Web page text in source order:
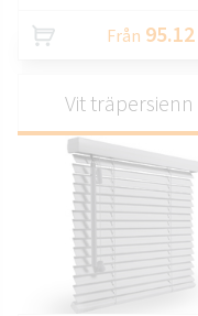
Från 95.12
ANPASSA.
Vit träpersienn